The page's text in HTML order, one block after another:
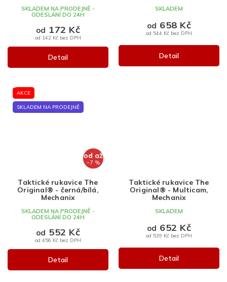
SKLADEM NA PRODEJNĚ -
ODESLÁNÍ DO 24H
od 142 Kč bez DPH
od 172 Kč
Detail
SKLADEM
od 544 Kč bez DPH
od 658 Kč
Detail
AKCE
SKLADEM NA PRODEJNĚ
od až
–7 %
Taktické rukavice The
Original® - černá/bílá,
Mechanix
SKLADEM NA PRODEJNĚ -
ODESLÁNÍ DO 24H
od 456 Kč bez DPH
od 552 Kč
Detail
Taktické rukavice The
Original® - Multicam,
Mechanix
SKLADEM
od 539 Kč bez DPH
od 652 Kč
Detail